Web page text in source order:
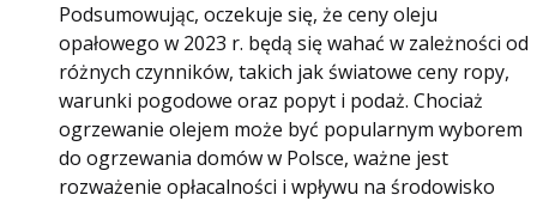
Podsumowując, oczekuje się, że ceny oleju
opałowego w 2023 r. będą się wahać w zależności od
różnych czynników, takich jak światowe ceny ropy,
warunki pogodowe oraz popyt i podaż. Chociaż
ogrzewanie olejem może być popularnym wyborem
do ogrzewania domów w Polsce, ważne jest
rozważenie opłacalności i wpływu na środowisko